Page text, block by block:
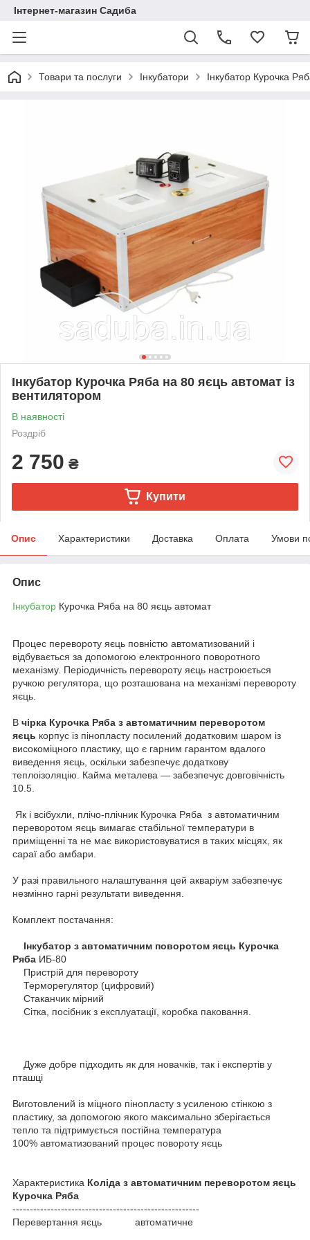
Інтернет-магазин Садиба
Товари та послуги Інкубатори Інкубатор Курочка
Інкубатор Курочка Ряба на 80 яєць автомат із
вентилятором
В наявності
Роздріб
2 750 ₴
Купити
Опис Характеристики Доставка Оплата Умови
Опис
Інкубатор Курочка Ряба на 80 яєць автомат
Процес перевороту яєць повністю автоматизований і
відбувається за допомогою електронного поворотного
механізму. Періодичність перевороту яєць настроюється
ручкою регулятора, що розташована на механізмі перевороту
яєць.
В чірка Курочка Ряба з автоматичним переворотом
яєць корпус із пінопласту посилений додатковим шаром із
високоміцного пластику, що є гарним гарантом вдалого
виведення яєць, оскільки забезпечує додаткову
теплоізоляцію. Кайма металева — забезпечує довговічність
10.5.
Як і всібухли, плічо-плічник Курочка Ряба з автоматичним
переворотом яєць вимагає стабільної температури в
приміщенні та не має використовуватися в таких місцях, як
сараї або амбари.
У разі правильного налаштування цей акваріум забезпечує
незмінно гарні результати виведення.
Комплект постачання:
Інкубатор з автоматичним поворотом яєць Курочка
Ряба ИБ-80
Пристрій для перевороту
Терморегулятор (цифровий)
Стаканчик мірний
Сітка, посібник з експлуатації, коробка паковання.
Дуже добре підходить як для новачків, так і експертів у
пташці
Виготовлений із міцного пінопласту з усиленою стінкою з
пластику, за допомогою якого максимально зберігається
тепло та підтримується постійна температура
100% автоматизований процес повороту яєць
Характеристика Коліда з автоматичним переворотом яєць
Курочка Ряба
------------------------------------------------------
Перевертання яєць автоматичне